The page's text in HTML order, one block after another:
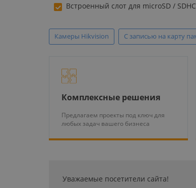
Встроенный слот для microSD /
Камеры Hikvision С записью на карту
Комплексные решения
Предлагаем проекты под ключ для
любых задач вашего бизнеса
Уважаемые посетители сайта!